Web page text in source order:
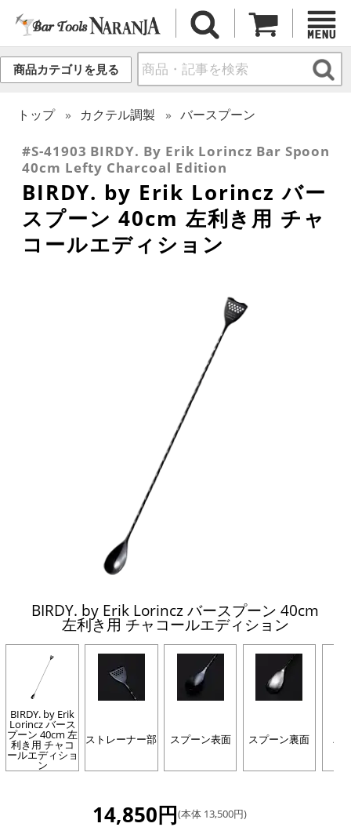
商品カテゴリを見る
トップ カクテル調製 バースプーン
#S-41903 BIRDY. By Erik Lorincz Bar Spoon
40cm Lefty Charcoal Edition
BIRDY. by Erik Lorincz バー
スプーン 40cm 左利き用 チャ
コールエディション
BIRDY. by Erik Lorincz バースプーン 40cm
左利き用 チャコールエディション
BIRDY. by Erik
Lorincz バース
プーン 40cm 左
利き用 チャコ
ールエディショ
ン
ストレーナー部 スプーン表面 スプーン裏面 パ
14,850円(本体 13,500円)